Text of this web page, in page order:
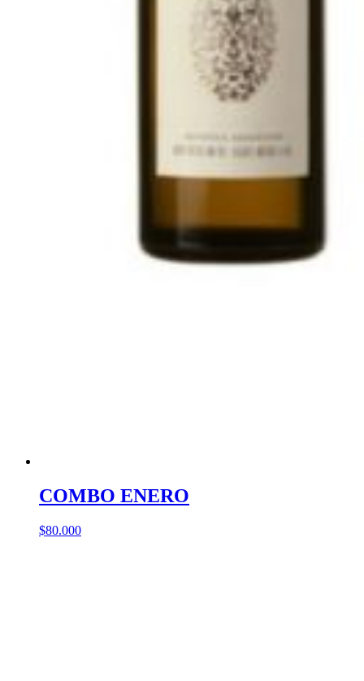
COMBO ENERO
$80.000